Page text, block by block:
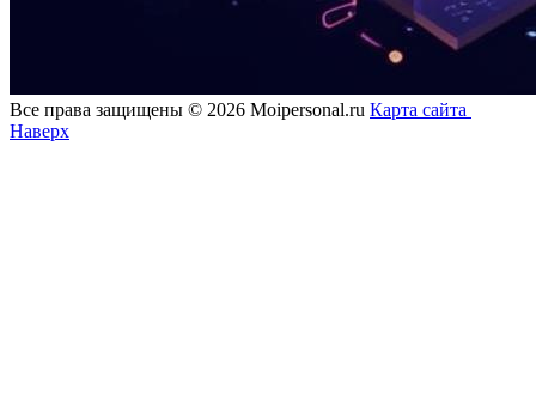
Все права защищены © 2026 Moipersonal.ru Карта сайта
Наверх